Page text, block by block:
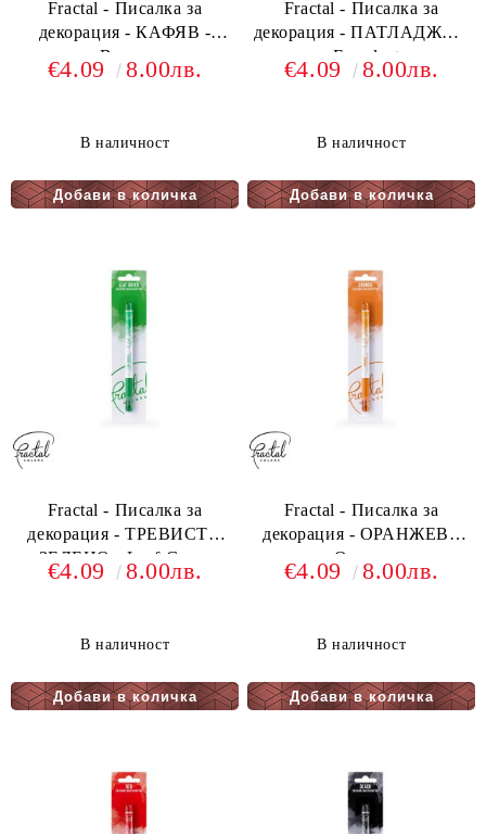
Fractal - Писалка за
декорация - КАФЯВ -
Brown
€4.09 8.00лв.
В наличност
Fractal - Писалка за
декорация - ПАТЛАДЖАН
- Eggplant
€4.09 8.00лв.
В наличност
Fractal - Писалка за
декорация - ТРЕВИСТО
ЗЕЛЕНО - Leaf Green
€4.09 8.00лв.
В наличност
Fractal - Писалка за
декорация - ОРАНЖЕВ -
Orange
€4.09 8.00лв.
В наличност